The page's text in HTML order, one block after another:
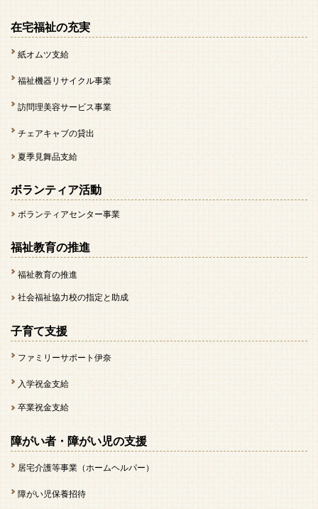
在宅福祉の充実
紙オムツ支給
福祉機器リサイクル事業
訪問理美容サービス事業
チェアキャブの貸出
夏季見舞品支給
ボランティア活動
ボランティアセンター事業
福祉教育の推進
福祉教育の推進
社会福祉協力校の指定と助成
子育て支援
ファミリーサポート伊奈
入学祝金支給
卒業祝金支給
障がい者・障がい児の支援
居宅介護等事業（ホームヘルパー）
障がい児保養招待